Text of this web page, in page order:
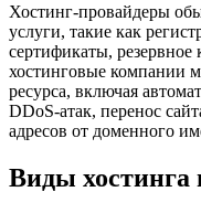
Хостинг-провайдеры
услуги, такие как
сертификаты,
хостинговые компании
ресурса, включая
DDoS-атак, перенос
адресов от доменного
Виды хостинга